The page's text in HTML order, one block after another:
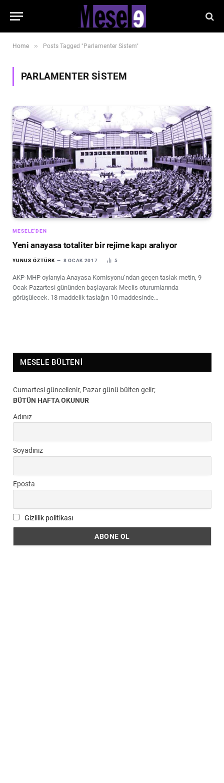
Home » Posts Tagged "Parlamenter Sistem"
PARLAMENTER SISTEM
MESELE'DEN
Yeni anayasa totaliter bir rejime kapı aralıyor
YUNUS ÖZTÜRK 8 OCAK 2017 5
AKP-MHP oylarıyla Anayasa Komisyonu’ndan geçen taslak metin, 9
Ocak Pazartesi gününden başlayarak Meclis oturumlarında
görüşülecek. 18 maddelik taslağın 10 maddesinde…
MESELE BÜLTENI
Cumartesi güncellenir, Pazar günü bülten gelir;
BÜTÜN HAFTA OKUNUR
Adınız
Soyadınız
Eposta
Gizlilik politikası